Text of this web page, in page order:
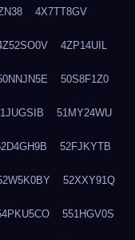
4X7TT8GV
4ZP14UIL
50S8F1Z0
51MY24WU
52FJKYTB
52XXY91Q
551HGV0S